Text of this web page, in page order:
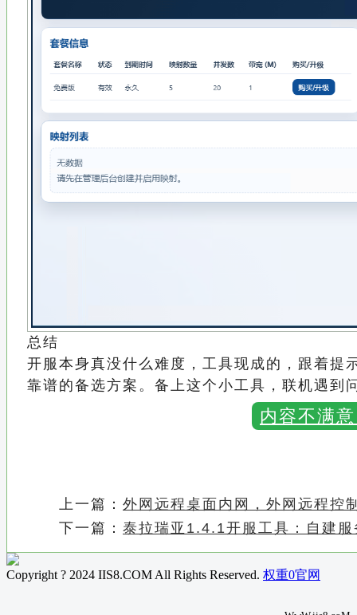
总结
开服本身真没什么难度，工具现成的，跟着提
靠谱的备选方案。备上这个小工具，联机遇到
内容不满
上一篇： 外网远程桌面内网，外网远程控
下一篇： 泰拉瑞亚1.4.1开服工具：自建
Copyright ? 2024 IIS8.COM All Rights Reserved. 权重0官网